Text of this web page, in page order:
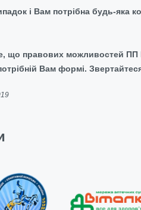
і Вам потрібна будь-яка
що правових можливостей ПП
Вам формі.